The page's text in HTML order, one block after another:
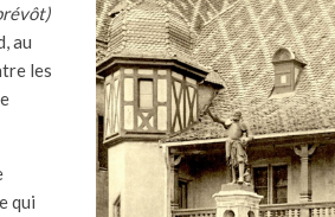
au
les
qui